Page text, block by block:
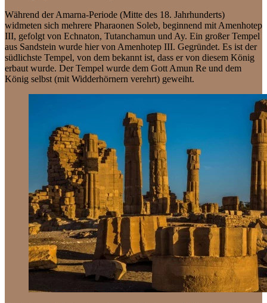
Während der Amarna-Periode (Mitte des 18. Jahrhunderts)
widmeten sich mehrere Pharaonen Soleb, beginnend mit Amenhotep
III, gefolgt von Echnaton, Tutanchamun und Ay. Ein großer Tempel
aus Sandstein wurde hier von Amenhotep III. Gegründet. Es ist der
südlichste Tempel, von dem bekannt ist, dass er von diesem König
erbaut wurde. Der Tempel wurde dem Gott Amun Re und dem
König selbst (mit Widderhörnern verehrt) geweiht.